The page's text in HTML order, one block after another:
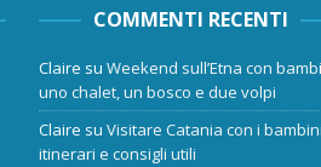
COMMENTI RECENTI
Claire suWeekend sull’Etna con
uno chalet, un bosco e due volpi
Claire suVisitare Catania con i
itinerari e consigli utili